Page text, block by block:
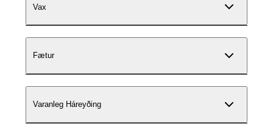
Vax
Fætur
Varanleg Háreyðing